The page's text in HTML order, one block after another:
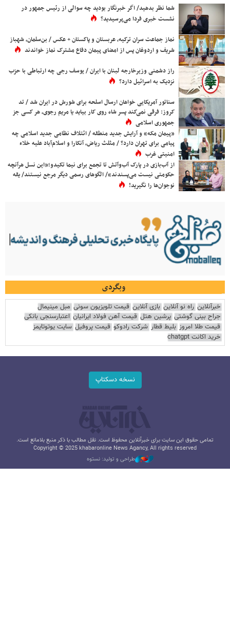
شما نظر بدهید/ اگر خبرنگار بودید چه سوالی از رئیس جمهور در
نشست خبری فردا می‌پرسیدید؟
نماز جماعت سران ترکیه، عربستان و پاکستان + عکس / بن‌سلمان، شهباز
شریف و اردوغان پس از امضای پیمان دفاع مشترک نماز خواندند
راز دشمنی وزیرخارجه لبنان با ایران / یوسف رجی چه ارتباطی با حزب
نزدیک به اسرائیل دارد؟
سناتور آمریکایی خواهان ارسال اسلحه برای شورش در ایران شد / تد
کروز: فرقی نمی‌کند پسر شاه روی کار بیاید یا مریم رجوی، هر کسی جز
جمهوری اسلامی
«پیمان مکه» و آرایش جدید منطقه / ائتلاف نظامی جدید اسلامی چه
پیامی برای تهران دارد؟ / مثلث ریاض، آنکارا و اسلام‌آباد علیه خلاء
امنیتی غرب
از آب‌بازی در پارک آب‌وآتش تا تجمع برای نیما تکیدو؛«این نسل هرآنچه
حکومتی نیست می‌پسندند»/ الگوهای رسمی دیگر مرجع نیستند/ یقه
نوجوان‌ها را نگیرید!
وبگردی
خبرآنلاین راه نو آنلاین بازی آنلاین قیمت تلویزیون سونی مبل مینیمال
جراح بینی گوشتی پرشین هتل قیمت آهن فولاد ایرانیان اعتبارسنجی بانکی
قیمت طلا امروز بلیط قطار شرکت رادوکو قیمت پروفیل سایت یوتوتایمز
خرید اکانت chatgpt
نسخه دسکتاپ
تمامی حقوق این سایت برای خبرآنلاین محفوظ است. نقل مطالب با ذکر منبع بلامانع است.
Copyright © 2025 khabaronline News Agancy, All rights reserved
طراحی و تولید: نستوه